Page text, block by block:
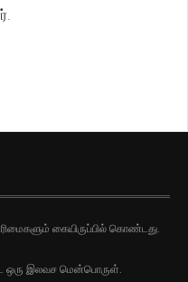
கையிருப்பில் கொண்டது.
ஒரு இலவச மென்பொருள்.